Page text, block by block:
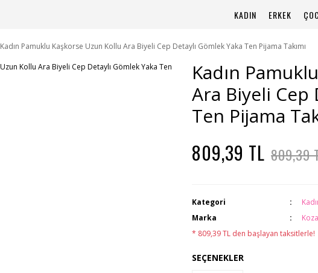
KADIN ERKEK
Kadın Pamuklu Kaşkorse Uzun Kollu Ara Biyeli Cep Detaylı Gömlek Yaka Ten Pijama Takımı
Kadın
Ara Biyeli Cep
Ten Pijama
809,39 TL 809,39
Kategori
Marka
* 809,39 TL den başlayan taksitlerle!
SEÇENEKLER